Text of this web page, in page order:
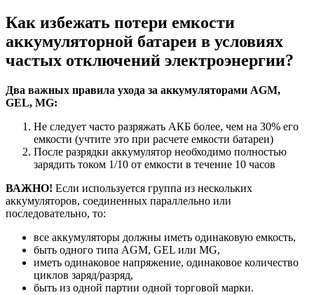
Как избежать потери емкости
аккумуляторной батареи в условиях
частых отключений электроэнергии?
Два важных правила ухода за аккумуляторами AGM,
GEL, MG:
Не следует часто разряжать АКБ более, чем на 30% его
емкости (учтите это при расчете емкости батареи)
После разрядки аккумулятор необходимо полностью
зарядить током 1/10 от емкости в течение 10 часов
ВАЖНО! Если используется группа из нескольких
аккумуляторов, соединенных параллельно или
последовательно, то:
все аккумуляторы должны иметь одинаковую емкость,
быть одного типа AGM, GEL или MG,
иметь одинаковое напряжение, одинаковое количество
циклов заряд/разряд,
быть из одной партии одной торговой марки.